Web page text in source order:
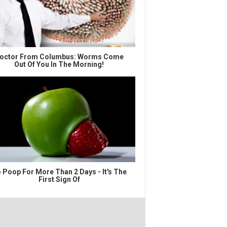
From Columbus: Worms Come
Out Of You In The Morning!
Poop For More Than 2 Days - It's The
First Sign Of